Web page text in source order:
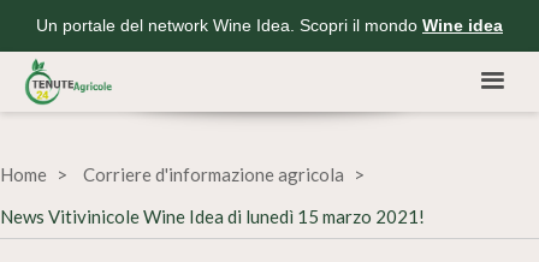
Un portale del network Wine Idea. Scopri il mondo Wine idea
Home
Corriere d'informazione agricola
News Vitivinicole Wine Idea di lunedì 15 marzo 2021!